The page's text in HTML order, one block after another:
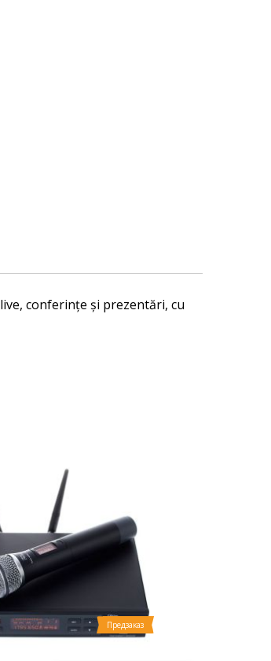
conferințe și prezentări, cu
Предзаказ